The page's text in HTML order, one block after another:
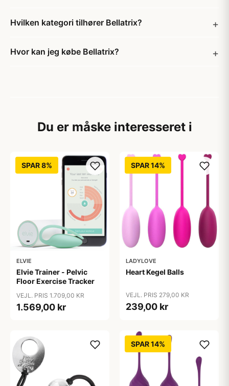
Hvilken kategori tilhører Bellatrix?
Hvor kan jeg købe Bellatrix?
Du er måske interesseret i
SPAR 8%
ELVIE
Elvie Trainer - Pelvic
Floor Exercise Tracker
VEJL. PRIS 1.709,00 KR
1.569,00 kr
SPAR 14%
LADYLOVE
Heart Kegel Balls
VEJL. PRIS 279,00 KR
239,00 kr
SPAR 14%